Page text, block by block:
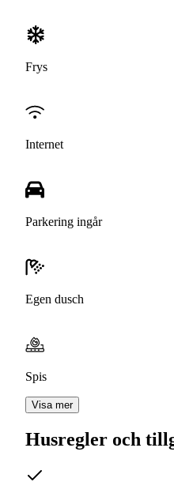
Frys
Internet
Parkering ingår
Egen dusch
Spis
Visa mer
Husregler och